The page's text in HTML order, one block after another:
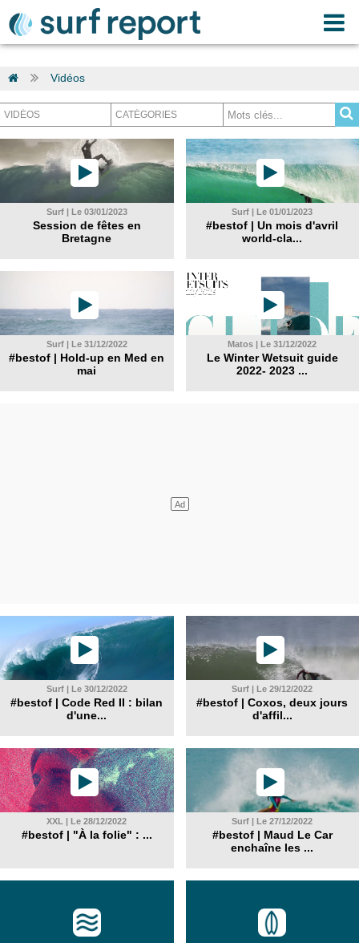
Vidéos
Surf | Le 03/01/2023
Session de fêtes en
Bretagne
Surf | Le 01/01/2023
#bestof | Un mois d'avril
world-cla...
Surf | Le 31/12/2022
#bestof | Hold-up en Med en
mai
Matos | Le 31/12/2022
Le Winter Wetsuit guide
2022- 2023 ...
Surf | Le 30/12/2022
#bestof | Code Red II : bilan
d'une...
Surf | Le 29/12/2022
#bestof | Coxos, deux jours
d'affil...
XXL | Le 28/12/2022
#bestof | "À la folie" : ...
Surf | Le 27/12/2022
#bestof | Maud Le Car
enchaîne les ...